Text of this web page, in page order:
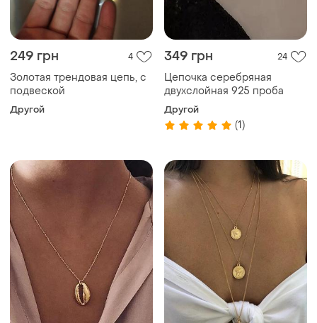
249 грн 4
Золотая трендовая цепь, с
подвеской
Другой
349 грн 24
Цепочка серебряная
двухслойная 925 проба
Другой
(1)